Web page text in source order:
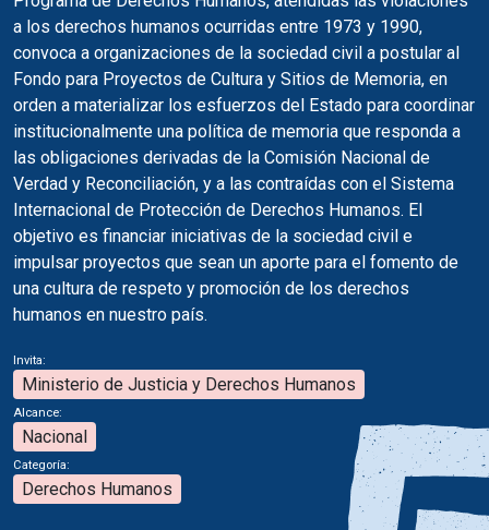
a los derechos humanos ocurridas entre 1973 y 1990,
convoca a organizaciones de la sociedad civil a postular al
Fondo para Proyectos de Cultura y Sitios de Memoria, en
orden a materializar los esfuerzos del Estado para coordinar
institucionalmente una política de memoria que responda a
las obligaciones derivadas de la Comisión Nacional de
Verdad y Reconciliación, y a las contraídas con el Sistema
Internacional de Protección de Derechos Humanos. El
objetivo es financiar iniciativas de la sociedad civil e
impulsar proyectos que sean un aporte para el fomento de
una cultura de respeto y promoción de los derechos
humanos en nuestro país.
Invita:
Ministerio de Justicia y Derechos Humanos
Alcance:
Nacional
Categoría:
Derechos Humanos